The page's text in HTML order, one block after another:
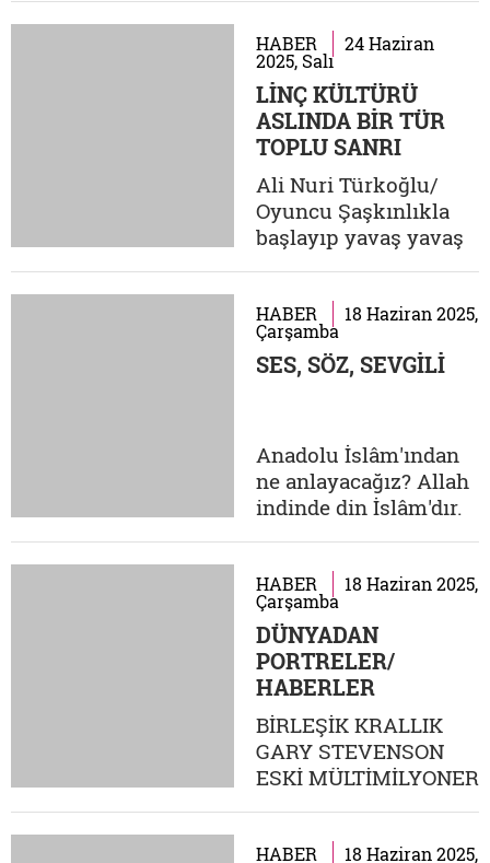
farklı buldukları,
tehdit olarak
gördükleri kimseleri
dışlama,
ötekileştirme,
değersizleştirme,
itibarını zedeleme,
rezil etme eğilimleri
yeni bir şey değil.
Bilakis hemen her
toplumda...
HABER 24 Haziran
2025, Salı
LİNÇ KÜLTÜRÜ
ASLINDA BİR TÜR
TOPLU SANRI
Ali Nuri Türkoğlu/
Oyuncu Şaşkınlıkla
başlayıp yavaş yavaş
gerekir ki linç kültürü
aslında bir tür toplu
sanrı. Bu durum,
düşündüğünü
zannetmekle başlıyor.
Sanki herkes
HABER 18 Haziran 2025,
Çarşamba
SES, SÖZ, SEVGİLİ
Anadolu İslâm'ından
ne anlayacağız? Allah
indinde din İslâm'dır.
şehadet, namaz, oruç,
zekât ve hacdır.
İmanın şartları da
Amentü'de ifade
buyruluyor. Buraya ne
bir şey dâhil
edebilirsin, ne de
buradan bir şey
HABER 18 Haziran 2025,
Çarşamba
DÜNYADAN
PORTRELER/
HABERLER
BİRLEŞİK KRALLIK
GARY STEVENSON
ESKİ MÜLTİMİLYONER
saçları, başında
HABER 18 Haziran 2025,